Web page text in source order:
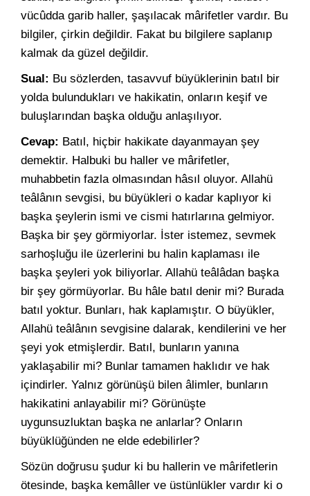
vücûdda garib haller, şaşılacak mârifetler vardır. Bu
bilgiler, çirkin değildir. Fakat bu bilgilere saplanıp
kalmak da güzel değildir.
Sual: Bu sözlerden, tasavvuf büyüklerinin batıl bir
yolda bulundukları ve hakikatin, onların keşif ve
buluşlarından başka olduğu anlaşılıyor.
Cevap: Batıl, hiçbir hakikate dayanmayan şey
demektir. Halbuki bu haller ve mârifetler,
muhabbetin fazla olmasından hâsıl oluyor. Allahü
teâlânın sevgisi, bu büyükleri o kadar kaplıyor ki
başka şeylerin ismi ve cismi hatırlarına gelmiyor.
Başka bir şey görmiyorlar. İster istemez, sevmek
sarhoşluğu ile üzerlerini bu halin kaplaması ile
başka şeyleri yok biliyorlar. Allahü teâlâdan başka
bir şey görmüyorlar. Bu hâle batıl denir mi? Burada
batıl yoktur. Bunları, hak kaplamıştır. O büyükler,
Allahü teâlânın sevgisine dalarak, kendilerini ve her
şeyi yok etmişlerdir. Batıl, bunların yanına
yaklaşabilir mi? Bunlar tamamen haklıdır ve hak
içindirler. Yalnız görünüşü bilen âlimler, bunların
hakikatini anlayabilir mi? Görünüşte
uygunsuzluktan başka ne anlarlar? Onların
büyüklüğünden ne elde edebilirler?
Sözün doğrusu şudur ki bu hallerin ve mârifetlerin
ötesinde, başka kemâller ve üstünlükler vardır ki o